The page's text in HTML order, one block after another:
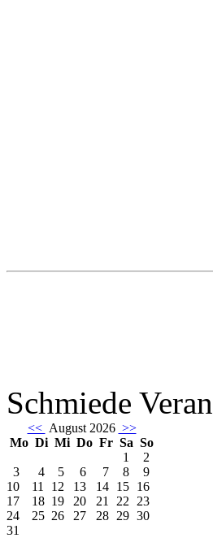
Schmiede
<< August 2026 >>
Mo Di Mi Do Fr Sa So
1
2
3
4 5 6 7 8
9
10
11 12 13 14 15 16
17
18 19 20 21 22
23
24
25 26 27 28 29 30
31